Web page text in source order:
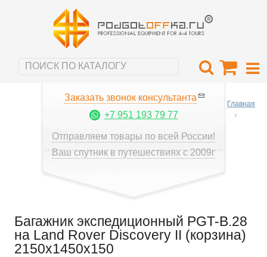
Заказать звонок консультанта
+7 951 193 79 77
Отправляем товары по всей России!
Ваш спутник в путешествиях с 2009г
Главная
Багажник экспедиционный PGT-B.28
на Land Rover Discovery II (корзина)
2150х1450x150